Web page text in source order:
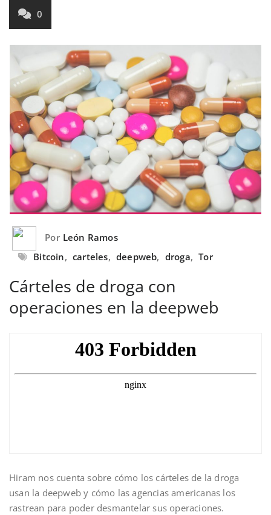
0
Por León Ramos
Bitcoin, carteles, deepweb, droga, Tor
Cárteles de droga con
operaciones en la deepweb
Hiram nos cuenta sobre cómo los cárteles de la droga
usan la deepweb y cómo las agencias americanas los
rastrean para poder desmantelar sus operaciones.